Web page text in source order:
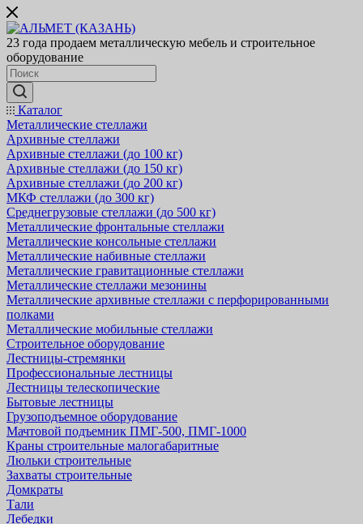
23 года продаем металлическую мебель и строительное
оборудование
Каталог
Металлические стеллажи
Архивные стеллажи
Архивные стеллажи (до 100 кг)
Архивные стеллажи (до 150 кг)
Архивные стеллажи (до 200 кг)
МКФ стеллажи (до 300 кг)
Среднегрузовые стеллажи (до 500 кг)
Металлические фронтальные стеллажи
Металлические консольные стеллажи
Металлические набивные стеллажи
Металлические гравитационные стеллажи
Металлические стеллажи мезонины
Металлические архивные стеллажи с перфорированными
полками
Металлические мобильные стеллажи
Строительное оборудование
Лестницы-стремянки
Профессиональные лестницы
Лестницы телескопические
Бытовые лестницы
Грузоподъемное оборудование
Мачтовой подъемник ПМГ-500, ПМГ-1000
Краны строительные малогабаритные
Люльки строительные
Захваты строительные
Домкраты
Тали
Лебедки